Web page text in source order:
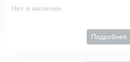
Нет в наличии
Подробнее